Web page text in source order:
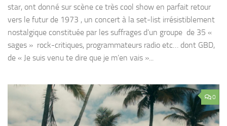
star, ont donné sur scène ce très cool show en parfait retour
vers le futur de 1973 , un concert à la set-list irrésistiblement
nostalgique constituée par les suffrages d’un groupe de 35 «
sages » rock-critiques, programmateurs radio etc… dont GBD,
de « Je suis venu te dire que je m’en vais »...
0